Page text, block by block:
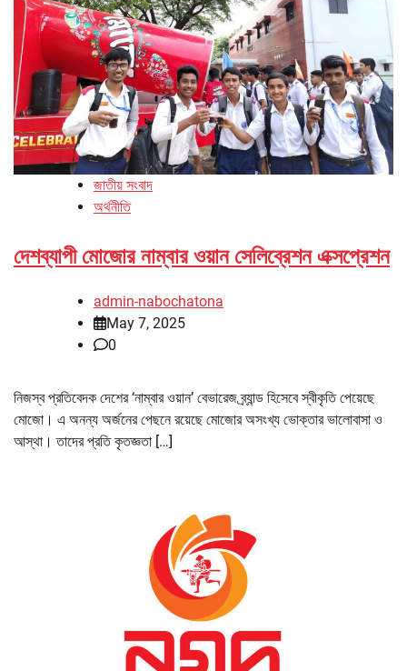
জাতীয় সংবাদ
অর্থনীতি
দেশব্যাপী মোজোর নাম্বার ওয়ান সেলিব্রেশন এক্সপ্রেশন
admin-nabochatona
May 7, 2025
0
নিজস্ব প্রতিবেদক দেশের ‘নাম্বার ওয়ান’ বেভারেজ ব্র্যান্ড হিসেবে স্বীকৃতি পেয়েছে
মোজো। এ অনন্য অর্জনের পেছনে রয়েছে মোজোর অসংখ্য ভোক্তার ভালোবাসা ও
আস্থা। তাদের প্রতি কৃতজ্ঞতা […]